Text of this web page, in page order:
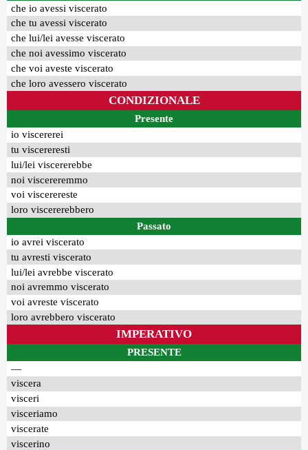
che io avessi viscerato
che tu avessi viscerato
che lui/lei avesse viscerato
che noi avessimo viscerato
che voi aveste viscerato
che loro avessero viscerato
CONDIZIONALE
Presente
io viscererei
tu viscereresti
lui/lei viscererebbe
noi viscereremmo
voi viscerereste
loro viscererebbero
Passato
io avrei viscerato
tu avresti viscerato
lui/lei avrebbe viscerato
noi avremmo viscerato
voi avreste viscerato
loro avrebbero viscerato
IMPERATIVO
PRESENTE
—
viscera
visceri
visceriamo
viscerate
viscerino